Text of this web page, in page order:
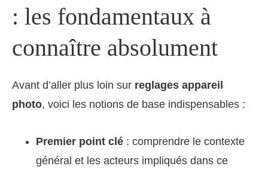
: les fondamentaux à
connaître absolument
Avant d’aller plus loin sur reglages appareil
photo, voici les notions de base indispensables :
Premier point clé : comprendre le contexte
général et les acteurs impliqués dans ce